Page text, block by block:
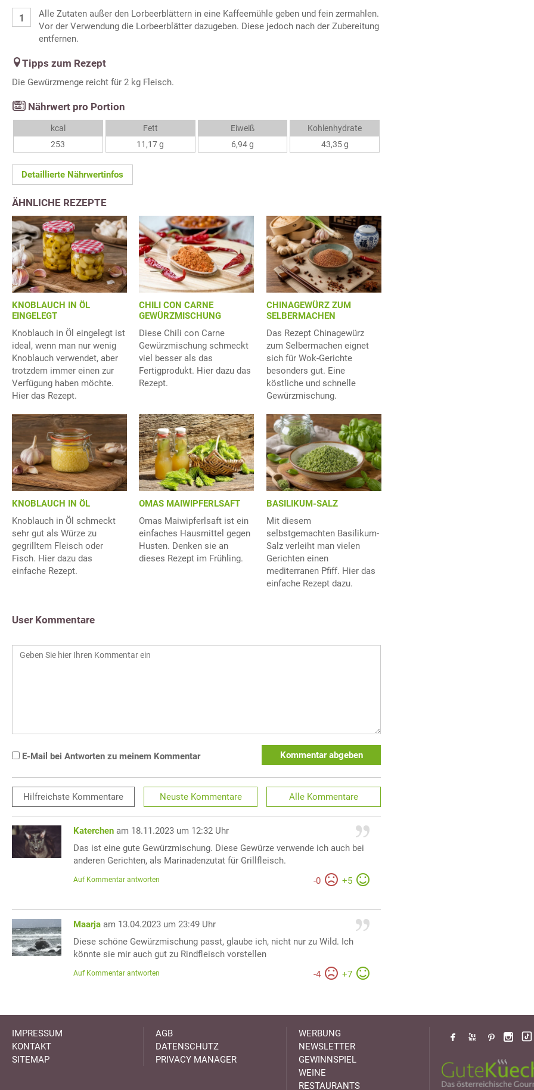
Alle Zutaten außer den Lorbeerblättern in eine Kaffeemühle geben und fein zermahlen.
Vor der Verwendung die Lorbeerblätter dazugeben. Diese jedoch nach der Zubereitung
entfernen.
Tipps zum Rezept
Die Gewürzmenge reicht für 2 kg Fleisch.
Nährwert pro Portion
kcal
253
Fett
11,17 g
Eiweiß
6,94 g
Kohlenhydrate
43,35 g
Detaillierte Nährwertinfos
ÄHNLICHE REZEPTE
KNOBLAUCH IN ÖL
EINGELEGT
Knoblauch in Öl eingelegt ist
ideal, wenn man nur wenig
Knoblauch verwendet, aber
trotzdem immer einen zur
Verfügung haben möchte.
Hier das Rezept.
CHILI CON CARNE
GEWÜRZMISCHUNG
Diese Chili con Carne
Gewürzmischung schmeckt
viel besser als das
Fertigprodukt. Hier dazu das
Rezept.
CHINAGEWÜRZ ZUM
SELBERMACHEN
Das Rezept Chinagewürz
zum Selbermachen eignet
sich für Wok-Gerichte
besonders gut. Eine
köstliche und schnelle
Gewürzmischung.
KNOBLAUCH IN ÖL
Knoblauch in Öl schmeckt
sehr gut als Würze zu
gegrilltem Fleisch oder
Fisch. Hier dazu das
einfache Rezept.
OMAS MAIWIPFERLSAFT
Omas Maiwipferlsaft ist ein
einfaches Hausmittel gegen
Husten. Denken sie an
dieses Rezept im Frühling.
BASILIKUM-SALZ
Mit diesem
selbstgemachten Basilikum-
Salz verleiht man vielen
Gerichten einen
mediterranen Pfiff. Hier das
einfache Rezept dazu.
User Kommentare
E-Mail bei Antworten zu meinem Kommentar Kommentar abgeben
Hilfreichste Kommentare Neuste Kommentare Alle Kommentare
Katerchen am 18.11.2023 um 12:32 Uhr
Das ist eine gute Gewürzmischung. Diese Gewürze verwende ich auch bei
anderen Gerichten, als Marinadenzutat für Grillfleisch.
-0 +5
Auf Kommentar antworten
Maarja am 13.04.2023 um 23:49 Uhr
Diese schöne Gewürzmischung passt, glaube ich, nicht nur zu Wild. Ich
könnte sie mir auch gut zu Rindfleisch vorstellen
-4 +7
Auf Kommentar antworten
IMPRESSUM
KONTAKT
SITEMAP
AGB
DATENSCHUTZ
PRIVACY MANAGER
WERBUNG
NEWSLETTER
GEWINNSPIEL
WEINE
RESTAURANTS